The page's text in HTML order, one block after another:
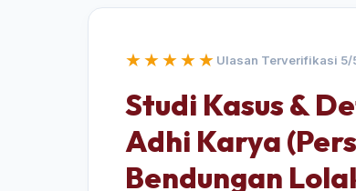
★★★★★ Ulasan Terverifikasi 5/
Studi Kasus &
Adhi Karya
Bendungan